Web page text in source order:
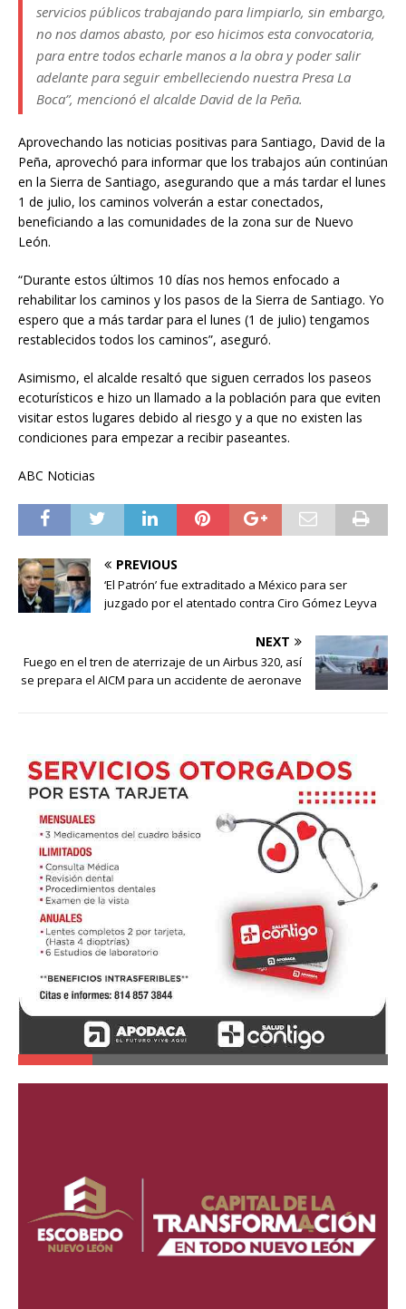
servicios públicos trabajando para limpiarlo, sin embargo,
no nos damos abasto, por eso hicimos esta convocatoria,
para entre todos echarle manos a la obra y poder salir
adelante para seguir embelleciendo nuestra Presa La
Boca”, mencionó el alcalde David de la Peña.
Aprovechando las noticias positivas para Santiago, David de la
Peña, aprovechó para informar que los trabajos aún continúan
en la Sierra de Santiago, asegurando que a más tardar el lunes
1 de julio, los caminos volverán a estar conectados,
beneficiando a las comunidades de la zona sur de Nuevo
León.
“Durante estos últimos 10 días nos hemos enfocado a
rehabilitar los caminos y los pasos de la Sierra de Santiago. Yo
espero que a más tardar para el lunes (1 de julio) tengamos
restablecidos todos los caminos”, aseguró.
Asimismo, el alcalde resaltó que siguen cerrados los paseos
ecoturísticos e hizo un llamado a la población para que eviten
visitar estos lugares debido al riesgo y a que no existen las
condiciones para empezar a recibir paseantes.
ABC Noticias
PREVIOUS
‘El Patrón’ fue extraditado a México para ser
juzgado por el atentado contra Ciro Gómez Leyva
NEXT
Fuego en el tren de aterrizaje de un Airbus 320, así
se prepara el AICM para un accidente de aeronave